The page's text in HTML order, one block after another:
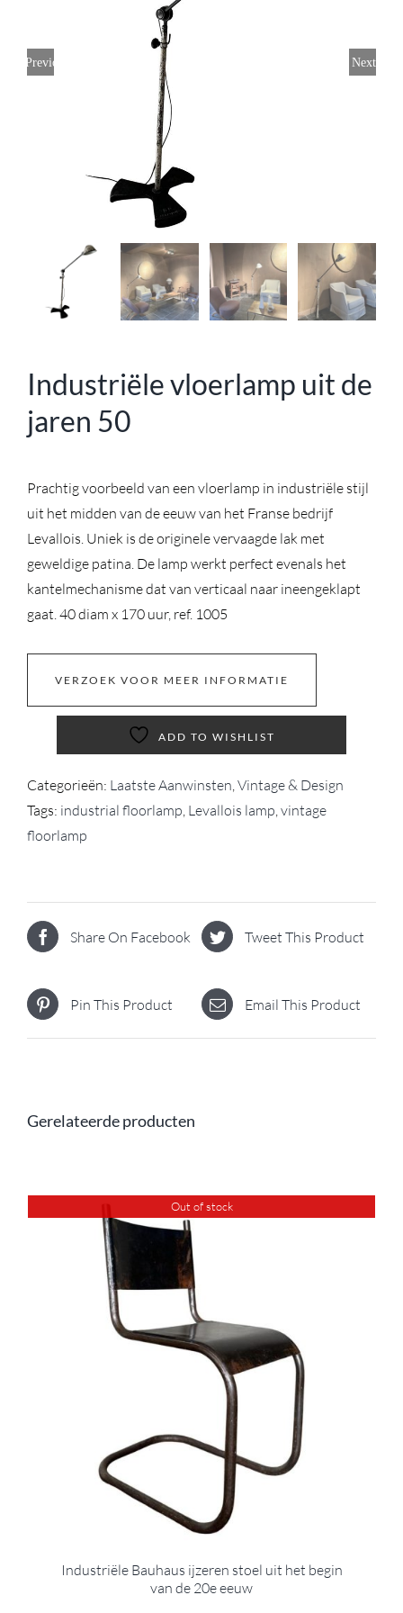
Previous Next
Industriële vloerlamp uit de
jaren 50
Prachtig voorbeeld van een vloerlamp in industriële stijl
uit het midden van de eeuw van het Franse bedrijf
Levallois. Uniek is de originele vervaagde lak met
geweldige patina. De lamp werkt perfect evenals het
kantelmechanisme dat van verticaal naar ineengeklapt
gaat. 40 diam x 170 uur, ref. 1005
VERZOEK VOOR MEER INFORMATIE
ADD TO WISHLIST
Categorieën: Laatste Aanwinsten,Vintage & Design
Tags: industrial floorlamp, Levallois lamp,vintage
floorlamp
Share On Facebook Tweet This Product
Pin This Product Email This Product
Gerelateerde producten
Out of stock
Industriële Bauhaus ijzeren stoel uit het begin
van de 20e eeuw